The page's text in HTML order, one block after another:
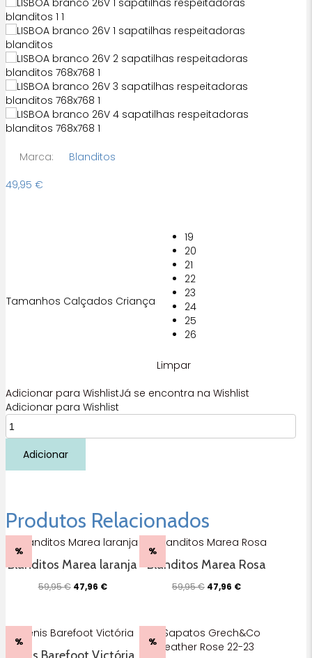
Marca:
Blanditos
49,95 €
Tamanhos Calçados Criança
19
20
21
22
23
24
25
26
Limpar
Adicionar para WishlistJá se encontra na Wishlist
Adicionar para Wishlist
Quantidade
de
Sapatilha
Lisboa
Crio's
Adicionar
Produtos Relacionados
%
Blanditos Marea laranja
59,95€ O
59,95 €.
47,96 €O
47,96 €.
%
Blanditos Marea Rosa
59,95€ O
59,95 €.
47,96 €O
47,96 €.
% %